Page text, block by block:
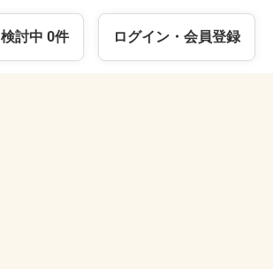
検討中 0件 ログイン・ 会員登録